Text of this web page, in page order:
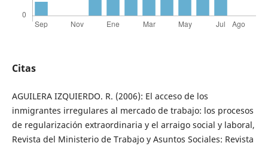
Citas
AGUILERA IZQUIERDO. R. (2006): El acceso de los
inmigrantes irregulares al mercado de trabajo: los procesos
de regularización extraordinaria y el arraigo social y laboral,
Revista del Ministerio de Trabajo y Asuntos Sociales: Revista